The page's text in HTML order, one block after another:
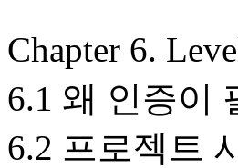
Chapter 6.
6.1 왜 인증이
6.2 프로젝트